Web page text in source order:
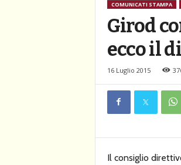
COMUNICATI STAMPA
Girod
ecco il
16 Luglio 2015
Il consiglio